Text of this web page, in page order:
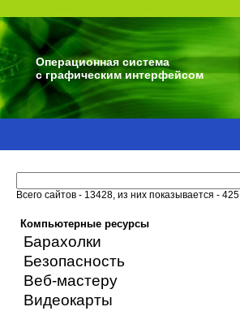
Операционная система
с графическим интерфейсом
Всего сайтов - 13428, из них показывается - 425
Компьютерные ресурсы
Барахолки
Безопасность
Веб-мастеру
Видеокарты